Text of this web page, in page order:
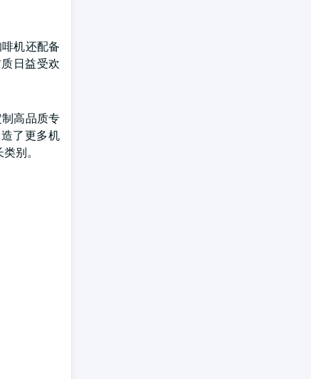
机还配备
日益受欢
高品质专
了更多机
别。